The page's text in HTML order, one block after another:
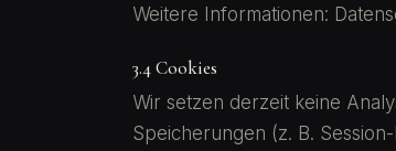
Weitere Informationen:
3.4 Cookies
Wir setzen derzeit keine
Speicherungen (z. B.